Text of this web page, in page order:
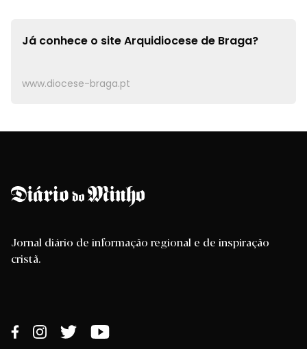
Já conhece o siteArquidiocese de Braga?
www.diocese-braga.pt
Jornal diário de informação regional e de inspiração
cristã.